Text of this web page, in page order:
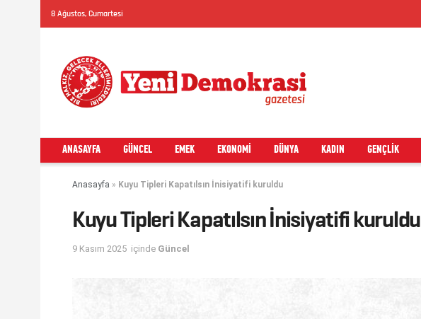
8 Ağustos, Cumartesi
ANASAYFA GÜNCEL EMEK EKONOMI DÜNYA KADIN GENÇLIK
Anasayfa » Kuyu Tipleri Kapatılsın İnisiyatifi kuruldu
Kuyu Tipleri Kapatılsın İnisiyatifi kuruldu
9 Kasım 2025 içinde Güncel